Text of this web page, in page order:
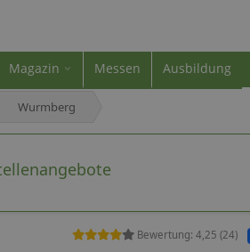
Magazin Messen Ausbildung
Wurmberg
Bewertung: 4,25 (24)